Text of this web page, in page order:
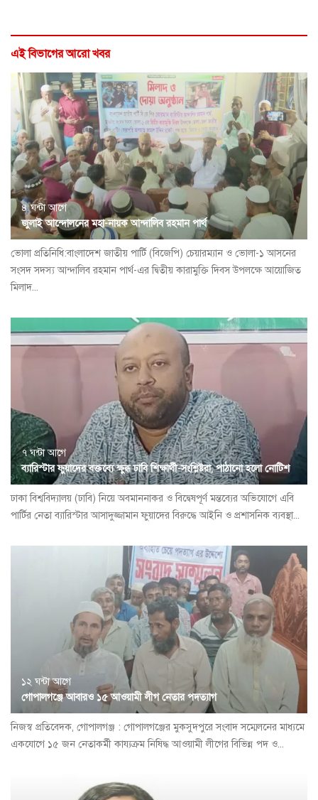
এই বিভাগের আরো খবর
৪ ঘন্টা আগে
জুলাই আন্দোলনের মহা-নায়ক আন্দালিব রহমান পার্থ
ভোলা প্রতিনিধি:বাংলাদেশ জাতীয় পার্টি (বিজেপি) চেয়ারম্যান ও ভোলা-১ আসনের
সংসদ সদস্য আন্দালিব রহমান পার্থ-এর দ্বিতীয় কারামুক্তি দিবস উপলক্ষে আয়োজিত
মিলাদ...
৭ ঘন্টা আগে
ব্যারিস্টার ফুয়াদের বক্তব্যে ক্ষুব্ধ ঢাবি শিক্ষার্থী-সংশ্লিষ্টরা, পাঠানো হলো নোটিশ
ঢাকা বিশ্ববিদ্যালয় (ঢাবি) নিয়ে অবমাননাকর ও বিদ্বেষপূর্ণ মন্তব্যের অভিযোগে এবি
পার্টির নেতা ব্যারিস্টার আসাদুজ্জামান ফুয়াদের বিরুদ্ধে আইনি ও প্রশাসনিক ব্যবস্থা...
১২ ঘন্টা আগে
গোপালগঞ্জে আবারও ১৫ আওয়ামী লীগ নেতার পদত্যাগ
নিজস্ব প্রতিবেদক, গোপালগঞ্জ : গোপালগঞ্জের মুকসুদপুরে সংবাদ সম্মেলনের মাধ্যমে
একযোগে ১৫ জন নেতাকর্মী কায্যক্রম নিষিদ্ধ আওয়ামী লীগের বিভিন্ন পদ ও...